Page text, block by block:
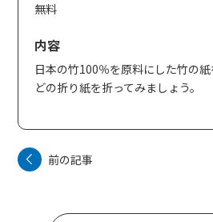
無料
内容
日本の竹100％を原料にした竹の
どの折り紙を折ってみましょう。
前の記事